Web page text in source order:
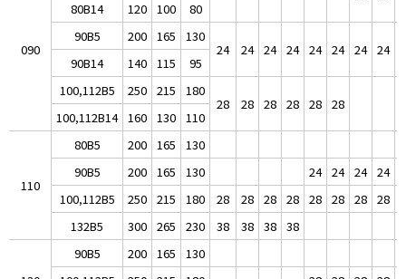
090
80B14 120 100
80
90B5
200 165 130
24 24 24 24 24 24 24 24
90B14 140 115
95
100,112B5
250 215 180
28 28 28 28 28 28
100,112B14 160 130 110
110
80B5 200 165
130
90B5
200 165 130 24 24 24 24
100,112B5
250 215 180 28 28 28 28 28 28 28 28
132B5
300 265 230 38 38 38 38
90B5 200 165
130